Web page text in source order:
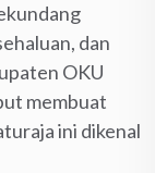
dan
OKU
membuat
ini dikenal